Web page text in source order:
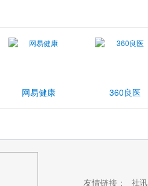
网易健康 360良医
友情链接： 社讯